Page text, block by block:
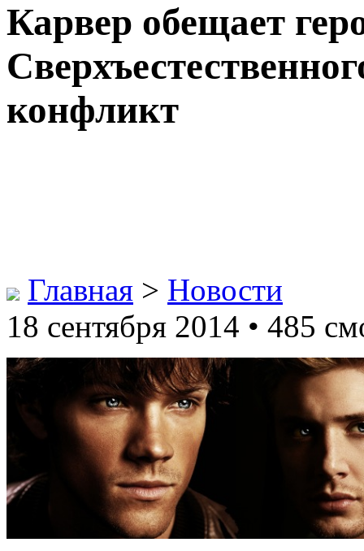
Карвер обещает
конфликт
Главная > Новости
18 сентября 2014 • 485